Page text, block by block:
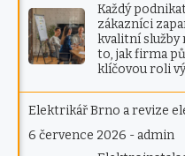
Každý
zákazníci
kvalitní služby
to, jak firma
klíčovou roli
Elektrikář Brno a revize
6 července 2026 - admin